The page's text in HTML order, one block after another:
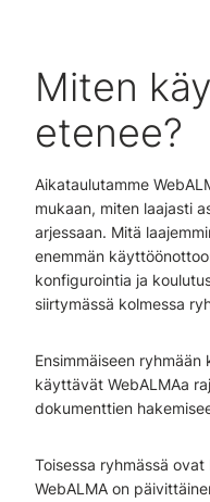
Miten
etenee?
Aikataulutamme
mukaan, miten laajasti
arjessaan. Mitä
enemmän
konfigurointia ja
siirtymässä kolmessa
Ensimmäiseen
käyttävät WebALMAa
dokumenttien
Toisessa ryhmässä
WebALMA on